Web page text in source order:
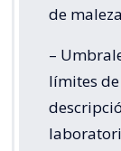
de
–
límites